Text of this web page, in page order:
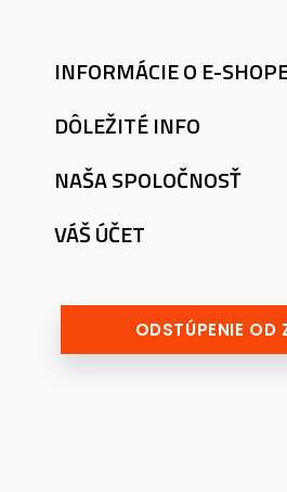
INFORMÁCIE O E-
DÔLEŽITÉ INFO
NAŠA SPOLOČNOSŤ
VÁŠ ÚČET
ODSTÚPENIE OD